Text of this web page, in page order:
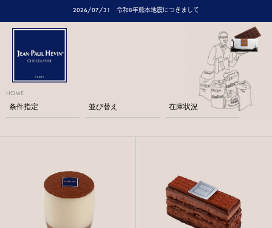
2026/07/31 令和8年熊本地震につきまして
HOME
条件指定 並び替え 在庫状況